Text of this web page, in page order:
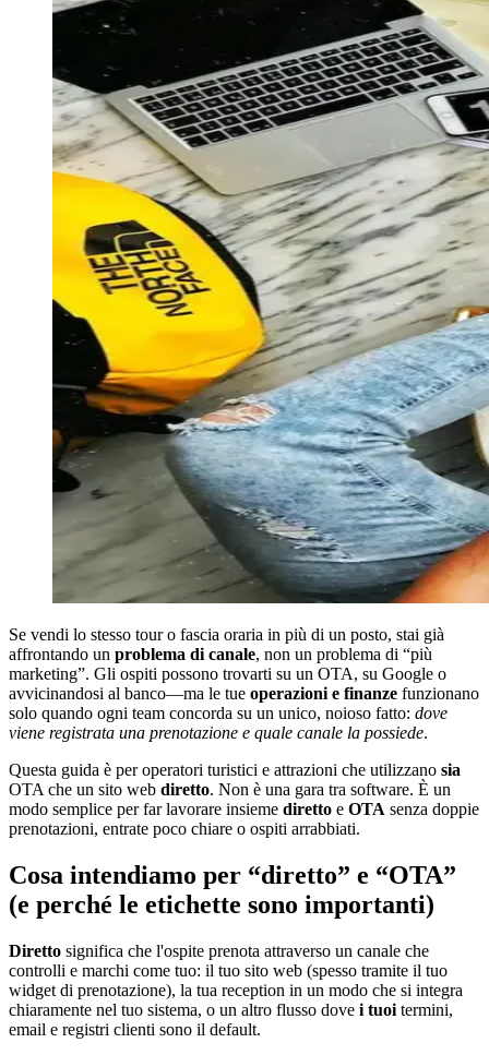
Se vendi lo stesso tour o fascia oraria in più di un posto, stai già
affrontando un problema di canale, non un problema di “più
marketing”. Gli ospiti possono trovarti su un OTA, su Google o
avvicinandosi al banco—ma le tue operazioni e finanze funzionano
solo quando ogni team concorda su un unico, noioso fatto: dove
viene registrata una prenotazione e quale canale la possiede.
Questa guida è per operatori turistici e attrazioni che utilizzano sia
OTA che un sito web diretto. Non è una gara tra software. È un
modo semplice per far lavorare insieme diretto e OTA senza doppie
prenotazioni, entrate poco chiare o ospiti arrabbiati.
Cosa intendiamo per “diretto” e “OTA”
(e perché le etichette sono importanti)
Diretto significa che l'ospite prenota attraverso un canale che
controlli e marchi come tuo: il tuo sito web (spesso tramite il tuo
widget di prenotazione), la tua reception in un modo che si integra
chiaramente nel tuo sistema, o un altro flusso dove i tuoi termini,
email e registri clienti sono il default.